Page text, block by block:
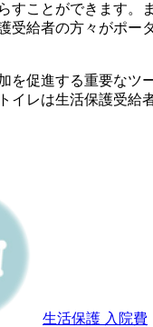
ことができます
給者の方々がポ
促進する重要な
レは生活保護受
生活保護 入院費